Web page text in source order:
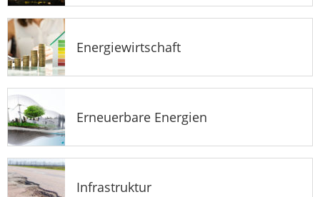
Energiewirtschaft
Erneuerbare Energien
Infrastruktur